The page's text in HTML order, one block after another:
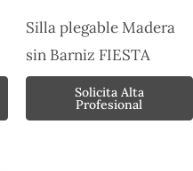
Silla plegable Madera
sin Barniz FIESTA
Solicita Alta
Profesional